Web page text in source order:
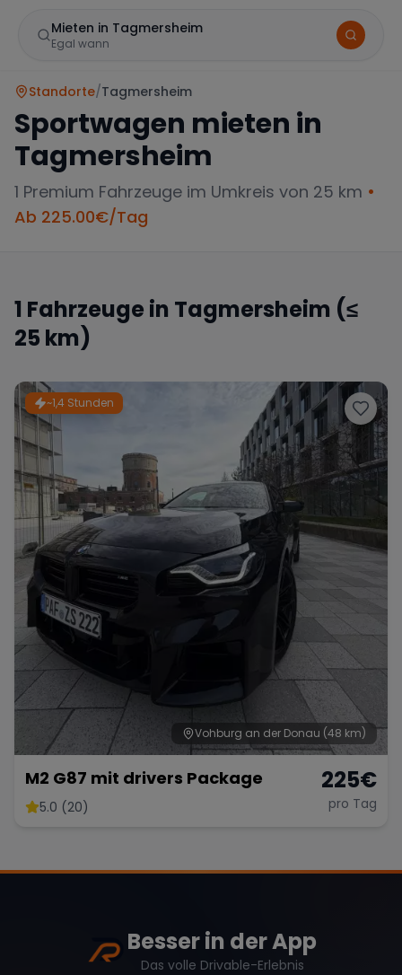
Mieten in Tagmersheim
Egal wann
Mercedes
Ferrari
McLaren Ford Jaguar
Tesla
Bentley Aston Martin
Bugatti Lotus Maserati
Wann
Zeitraum wählen
Standorte/Tagmersheim
Sportwagen mieten in
Tagmersheim
1 Premium Fahrzeuge im Umkreis von 25 km •
Ab 225.00€/Tag
1 Fahrzeuge in Tagmersheim (≤
25 km)
~1,4 Stunden
Vohburg an der Donau (48 km)
M2 G87 mit drivers Package
5.0 (20)
225€
pro Tag
Besser in der App
Das volle Drivable-Erlebnis